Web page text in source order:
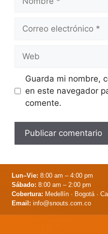
Correo
Web
Guarda mi nombre,
en este navegador
comente.
Lun–Vie: 8:00 am – 4:00 pm
Sábado: 8:00 am – 2:00 pm
Cobertura: Medellín · Bogotá ·
Email: info@snouts.com.co